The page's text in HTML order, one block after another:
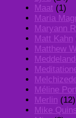
Maat (1)
Maria
Maryann
Matt Kahn
Matthew
Méline
Merlin (12)
Mike